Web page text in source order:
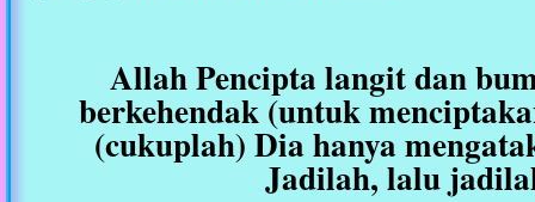
Allah Pencipta langit dan
berkehendak (untuk
(cukuplah) Dia hanya
Jadilah, lalu